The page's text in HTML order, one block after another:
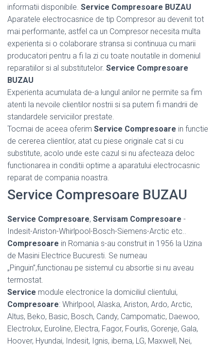
informatii disponibile. Service Compresoare BUZAU
Aparatele electrocasnice de tip Compresor au devenit tot
mai performante, astfel ca un Compresor necesita multa
experienta si o colaborare stransa si continuua cu marii
producatori pentru a fi la zi cu toate noutatile in domeniul
reparatiilor si al substitutelor. Service Compresoare
BUZAU
Experienta acumulata de-a lungul anilor ne permite sa fim
atenti la nevoile clientilor nostrii si sa putem fi mandrii de
standardele serviciilor prestate.
Tocmai de aceea oferim Service Compresoare in functie
de cererea clientilor, atat cu piese originale cat si cu
substitute, acolo unde este cazul si nu afecteaza deloc
functionarea in conditii optime a aparatului electrocasnic
reparat de compania noastra.
Service Compresoare BUZAU
Service Compresoare, Servisam Compresoare -
Indesit-Ariston-Whirlpool-Bosch-Siemens-Arctic etc..
Compresoare in Romania s-au construit in 1956 la Uzina
de Masini Electrice Bucuresti. Se numeau
„Pinguin”,functionau pe sistemul cu absortie si nu aveau
termostat.
Service module electronice la domiciliul clientului,
Compresoare: Whirlpool, Alaska, Ariston, Ardo, Arctic,
Altus, Beko, Basic, Bosch, Candy, Campomatic, Daewoo,
Electrolux, Euroline, Electra, Fagor, Fourlis, Gorenje, Gala,
Hoover, Hyundai, Indesit, Ignis, iberna, LG, Maxwell, Nei,